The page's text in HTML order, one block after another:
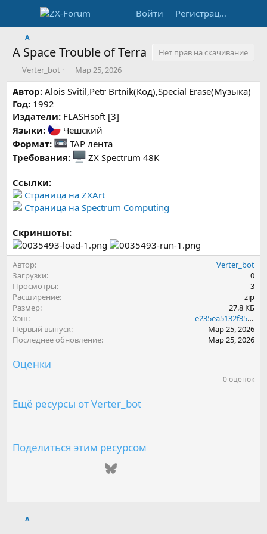
Войти Регистрация
A
A Space Trouble of Terra
Нет прав на скачивание
А
в
т
о
р
Verter_bot
Д
а
т
с
о
з
д
а
н
Мар 25, 2026
Автор: Alois Svitil,Petr Brtnik(Код),Special Erase(Музыка)
Год: 1992
Издатели: FLASHsoft [3]
Языки:
Чешский
Формат:
TAP лента
Требования:
ZX Spectrum 48K
Ссылки:
Страница на ZXArt
Страница на Spectrum Computing
Скриншоты:
Автор
Verter_bot
Загрузки
0
Просмотры
3
Расширение
zip
Размер
27.8 КБ
Хэш
e235ea5132f3548c7f4da5da03a4a907
Первый выпуск
Мар 25, 2026
Последнее обновление
Мар 25, 2026
Оценки
0
0
з
д
0 оценок
Ещё ресурсы от Verter_bot
Поделиться этим ресурсом
Одноклассники
TelegramBluesky
A